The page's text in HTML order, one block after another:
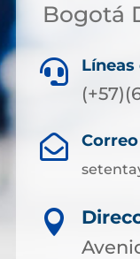
Bogotá


